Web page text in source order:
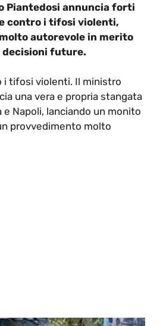
Piantedosi annuncia forti
contro i tifosi violenti,
autorevole in merito
decisioni future.
i tifosi violenti. Il ministro
una vera e propria stangata
e Napoli, lanciando un monito
provvedimento molto